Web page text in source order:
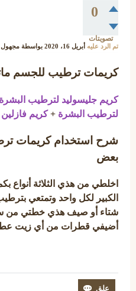
0
تصويتات
تم الرد عليه أبريل 16، 2020 بواسطة مجهول
كريمات ترطيب للجسم
كريم جليسوليد لترطيب البشرة
لترطيب البشرة +كريم فازلين
شرح استخدام كريمات
بعض
اخلطي من هذي الثلاثة أنواع
شتاء أو صيف هذي خطتي من
أضيفي قطرات من أي زيت